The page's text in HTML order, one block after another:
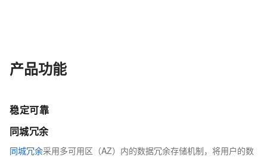
产品功能
稳定可靠
同城冗余
同城冗余采用多可用区（AZ）内的数据冗余存储机制，将用户的数